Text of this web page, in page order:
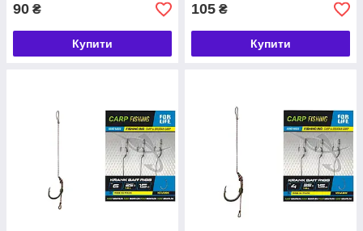
90 ₴
Купити
105 ₴
Купити